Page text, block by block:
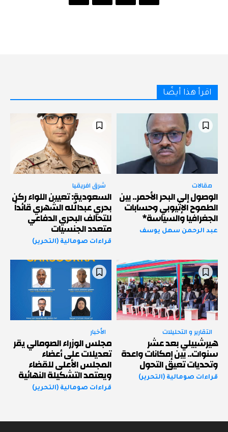
اقرأ هذا أيضًا
مقالات
الوصول إلى البحر الأحمر.. بين
الطموح الإثيوبي وحسابات
الجغرافيا والسياسة*
عبد الرحمن سهل يوسف
شرق افريقيا
السعودية: تعيين اللواء ركن
بحري عبدالله الشهري قائداً
للتحالف البحري الدفاعي
متعدد الجنسيات
قراءات صومالية (التحرير)
التقارير و التحليلات
هيرشبيلي بعد عشر
سنوات.. بين إمكانات واعدة
وتحديات تعيق التحول
قراءات صومالية (التحرير)
الأخبار
مجلس الوزراء الصومالي يقر
تعديلات على أعضاء
المجلس الأعلى للقضاء
ويعتمد التشكيلة النهائية
قراءات صومالية (التحرير)